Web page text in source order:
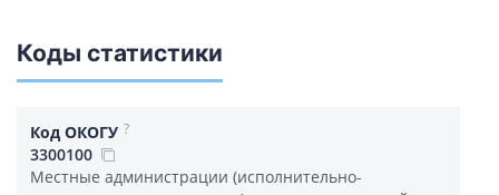
Коды статистики
Код ОКОГУ ?
3300100
Местные администрации (исполнительно-